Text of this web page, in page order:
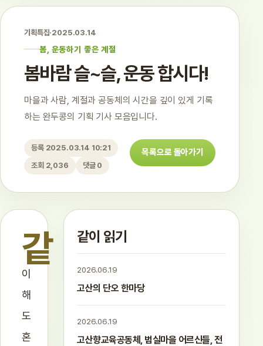
기획특집·2025.03.14
봄, 운동하기 좋은 계절
봄바람 슬~슬, 운동 합시다!
마을과 사람, 계절과 공동체의 시간을 깊이 있게 기록
하는 완두콩의 기획 기사 모음입니다.
등록 2025.03.14 10:21
조회 2,036
댓글 0
목록으로 돌아가기
같
이
해
도
혼
같이 읽기
2026.06.19
고산의 단오 한마당
2026.06.19
고산향교육공동체, 범실마을 어르신들, 전